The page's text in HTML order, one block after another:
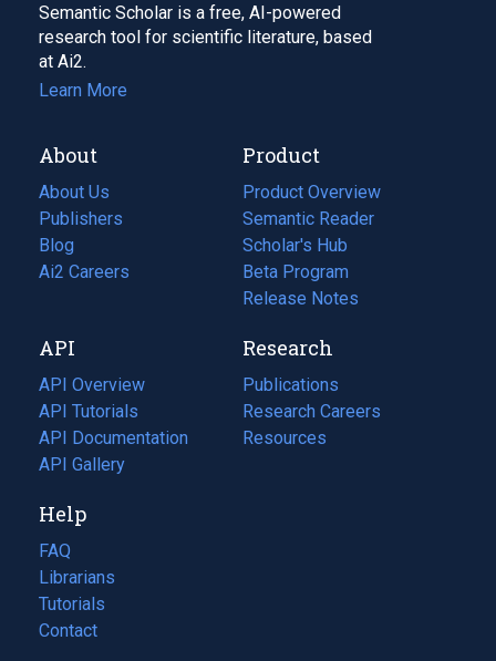
Semantic Scholar is a free, AI-powered
research tool for scientific literature, based
at Ai2.
Learn More
About
About Us
Publishers
Blog
(opens
in
tab)
Ai2 Careers
(opens
new
tab)
Product
Product Overview
Semantic Reader
Scholar's Hub
Beta Program
Release Notes
API
API Overview
API Tutorials
API Documentation
(opens
in
new
tab)
API Gallery
Research
Publications
(opens
in
a
Research Careers
(opens
in
Resources
(opens
Help
FAQ
Librarians
Tutorials
Contact